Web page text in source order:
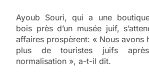
Ayoub Souri, qui a une
bois près d’un musée juif,
affaires prospèrent: « Nous avons
plus de touristes juifs
normalisation », a-t-il dit.